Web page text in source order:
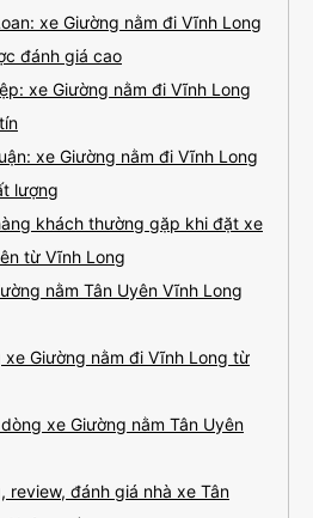
xe Giường nằm đi Vĩnh Long
đánh giá cao
xe Giường nằm đi Vĩnh Long
xe Giường nằm đi Vĩnh Long
lượng
khách thường gặp khi đặt xe
từ Vĩnh Long
nằm Tân Uyên Vĩnh Long
Giường nằm đi Vĩnh Long từ
xe Giường nằm Tân Uyên
review, đánh giá nhà xe Tân